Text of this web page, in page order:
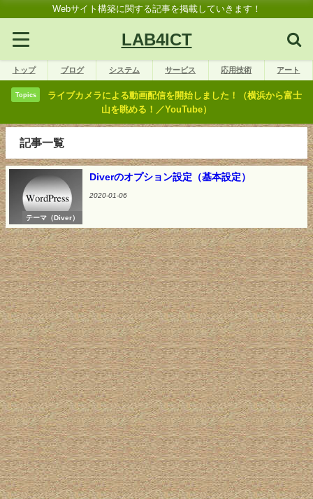
Webサイト構築に関する記事を掲載していきます！
LAB4ICT
トップ ブログ システム サービス 応用技術 アート
Topics
ライブカメラによる動画配信を開始しました！（横浜から富士
山を眺める！／YouTube）
記事一覧
テーマ（Diver）
Diverのオプション設定（基本設定）
2020-01-06